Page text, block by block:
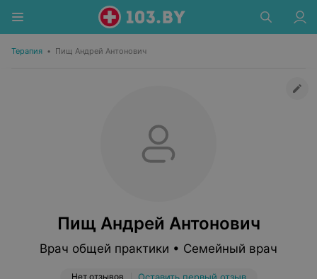
Терапия • Пищ Андрей Антонович
Пищ Андрей Антонович
Врач общей практики • Семейный врач
Нет отзывов